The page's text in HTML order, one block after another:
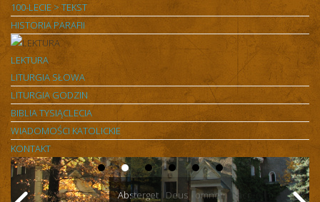
100-LECIE > TEKST
HISTORIA PARAFII
LEKTURA
LITURGIA SŁOWA
LITURGIA GODZIN
BIBLIA TYSIĄCLECIA
WIADOMOŚCI KATOLICKIE
KONTAKT
Absterget Deus omnem lacrimam ab